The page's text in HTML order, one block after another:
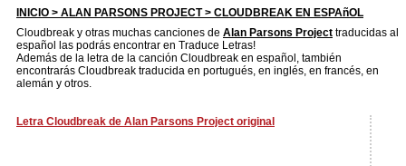
INICIO > ALAN PARSONS PROJECT> CLOUDBREAK EN ESPAñOL
Cloudbreak y otras muchas canciones de Alan Parsons Project traducidas al
español las podrás encontrar en Traduce Letras!
Además de la letra de la canción Cloudbreak en español, también
encontrarás Cloudbreak traducida en portugués, en inglés, en francés, en
alemán y otros.
Letra Cloudbreak de Alan Parsons Project original